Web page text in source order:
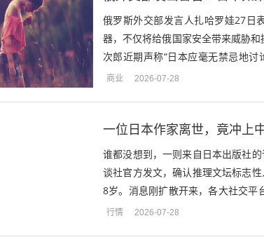
俄罗斯外交部发言人扎哈罗娃27日
器，不仅将给俄国家安全带来威胁
次郎近期声称“日本应毫无禁忌地
说，日本是“核门槛”国家，一旦作出
商业 2026-07-28
一位日本作家离世，竟冲上
谁都没想到，一则来自日本出版社
谈社官方发文，确认推理文坛标志
8岁。消息刚扩散开来，各大社交平
挤满自发缅怀的普通读者。不少人会
行情 2026-07-28